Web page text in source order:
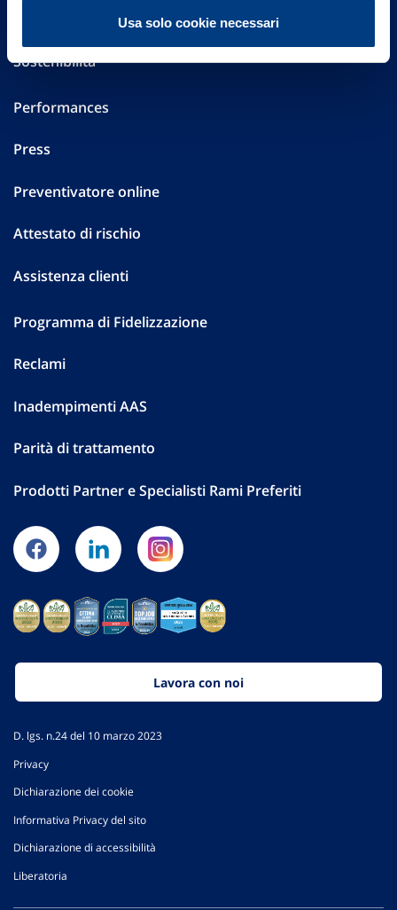
Usa solo cookie necessari
Altre informazioni
Sostenibilità
Performances
Press
Preventivatore online
Attestato di rischio
Assistenza clienti
Programma di Fidelizzazione
Reclami
Inadempimenti AAS
Parità di trattamento
Prodotti Partner e Specialisti Rami Preferiti
Lavora con noi
D. lgs. n.24 del 10 marzo 2023
Privacy
Dichiarazione dei cookie
Informativa Privacy del sito
Dichiarazione di accessibilità
Liberatoria